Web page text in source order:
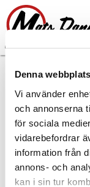
Denna
Vi använder
och annonserna
för sociala
vidarebefordrar
information från
annons- och
kan i sin tur
Copyright